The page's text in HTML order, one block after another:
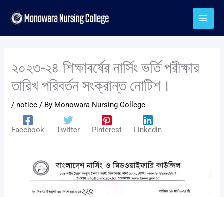
২০২৩-২৪ শিক্ষাবর্ষের নার্সিং ভর্তি পরীক্ষার
তারিখ পরিবর্তন সংক্রান্ত নোটিশ।
/ notice / By Monowara Nursing College
Facebook Twitter Pinterest Linkedin